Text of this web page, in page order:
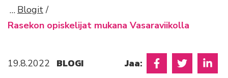
Blogit
Rasekon opiskelijat mukana Vasaraviikolla
19.8.2022 BLOGI Jaa: Jaa Facebookissa
Jaa Jaa